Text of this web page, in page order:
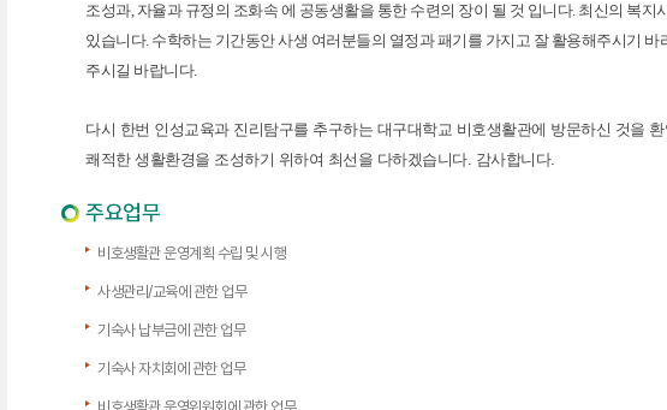
조성과, 자율과 규정의 조화속 에 공동생활을 통한 수련의 장이 될 것 입니다. 최신의 복
있습니다. 수학하는 기간동안 사생 여러분들의 열정과 패기를 가지고 잘 활용해주시기
주시길 바랍니다.
다시 한번 인성교육과 진리탐구를 추구하는 대구대학교 비호생활관에 방문하신 것을
쾌적한 생활환경을 조성하기 위하여 최선을 다하겠습니다. 감사합니다.
주요업무
비호생활관 운영계획 수립 및 시행
사생관리/교육에 관한 업무
기숙사 납부금에 관한 업무
기숙사 자치회에 관한 업무